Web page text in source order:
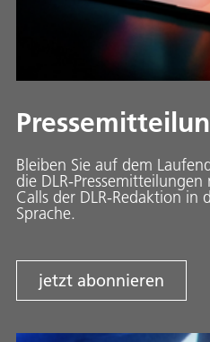
Bleiben Sie auf dem
die DLR-
Calls der DLR-Redaktion in
Sprache.
jetzt abonnieren